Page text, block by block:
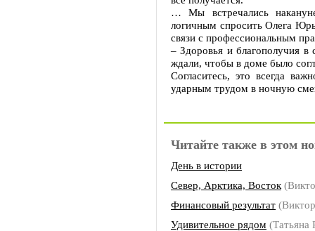
… Мы встречались
логичным спросить Олега
связи с профессиональным
– Здоровья и благополучия
ждали, чтобы в доме было
Согласитесь, это всегда
ударным трудом в ночную
Читайте также в этом
День в истории
Север, Арктика, Восток
Финансовый результат
Удивительное рядом